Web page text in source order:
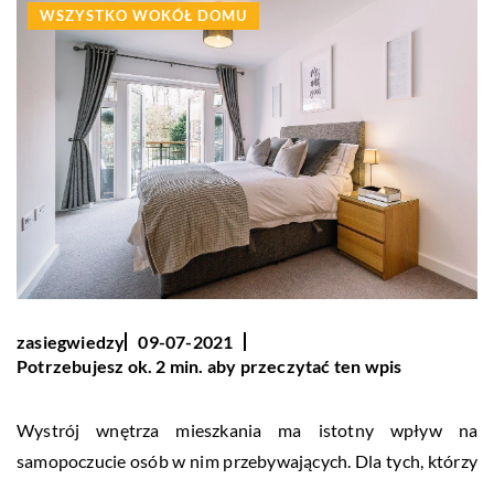
WSZYSTKO WOKÓŁ DOMU
zasiegwiedzy
09-07-2021
Potrzebujesz ok. 2 min. aby przeczytać ten wpis
Wystrój wnętrza mieszkania ma istotny wpływ na
samopoczucie osób w nim przebywających. Dla tych, którzy